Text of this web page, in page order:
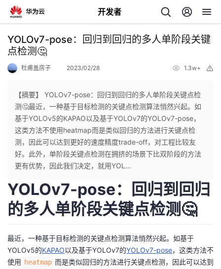
开发者
返
回
个
人
主
页
我
的
开
发
者
我
YOLOv7-pose：回归到回归的多人单阶段关键
点检测🤔
杜甫盖房子 2023/02/28 1.3w+
【摘要】 YOLOv7-pose：回归到回归的多人单阶段关键点检
测🤔最近，一种基于目标检测的关键点检测算法悄然兴起。如
基于YOLOv5的KAPAO以及基于YOLOv7的YOLOv7-pose，
这类方法不使用heatmap而是类似回归的方法进行关键点检
测，因此可以达到更好的速度精度trade-off，对工程比较友
好。此外，单阶段关键点检测在拥挤的场景下比双阶段的方法
更有优势，因此我们决定，就用YOL...
YOLOv7-pose：回归到回归
的多人单阶段关键点检测🤔
最近，一种基于目标检测的关键点检测算法悄然兴起。如基于
YOLOv5的KAPAO以及基于YOLOv7的YOLOv7-pose，这类方法不
使用 heatmap 而是类似回归的方法进行关键点检测，因此可以达到